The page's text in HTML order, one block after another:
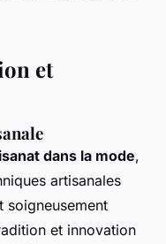
et
dans la mode,
artisanales
soigneusement
et innovation